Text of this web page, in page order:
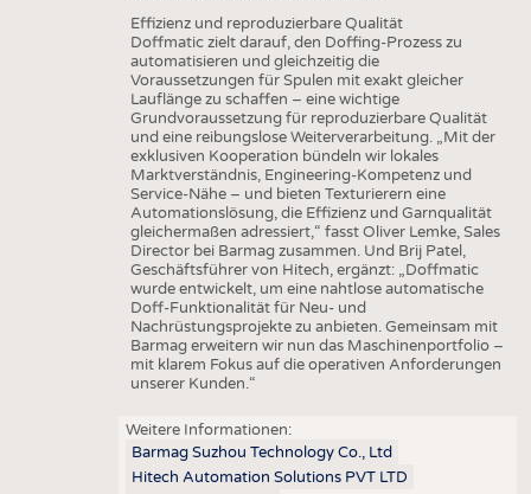
Effizienz und reproduzierbare Qualität
Doffmatic zielt darauf, den Doffing-Prozess zu
automatisieren und gleichzeitig die
Voraussetzungen für Spulen mit exakt gleicher
Lauflänge zu schaffen – eine wichtige
Grundvoraussetzung für reproduzierbare Qualität
und eine reibungslose Weiterverarbeitung. „Mit der
exklusiven Kooperation bündeln wir lokales
Marktverständnis, Engineering-Kompetenz und
Service-Nähe – und bieten Texturierern eine
Automationslösung, die Effizienz und Garnqualität
gleichermaßen adressiert,“ fasst Oliver Lemke, Sales
Director bei Barmag zusammen. Und Brij Patel,
Geschäftsführer von Hitech, ergänzt: „Doffmatic
wurde entwickelt, um eine nahtlose automatische
Doff-Funktionalität für Neu- und
Nachrüstungsprojekte zu anbieten. Gemeinsam mit
Barmag erweitern wir nun das Maschinenportfolio –
mit klarem Fokus auf die operativen Anforderungen
unserer Kunden.“
Weitere Informationen:
Barmag Suzhou Technology Co., Ltd
Hitech Automation Solutions PVT LTD